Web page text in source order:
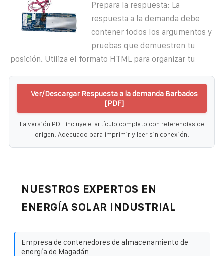
Prepara la respuesta: La
respuesta a la demanda debe
contener todos los argumentos y
pruebas que demuestren tu
posición. Utiliza el formato HTML para organizar tu
Ver/Descargar Respuesta a la demanda Barbados
[PDF]
La versión PDF incluye el artículo completo con referencias de
origen. Adecuado para imprimir y leer sin conexión.
NUESTROS EXPERTOS EN
ENERGÍA SOLAR INDUSTRIAL
Empresa de contenedores de almacenamiento de
energía de Magadán